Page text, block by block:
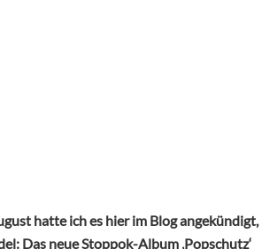
hatte ich es hier im Blog angekündigt,
Das neue Stoppok-Album ‚Popschutz‘